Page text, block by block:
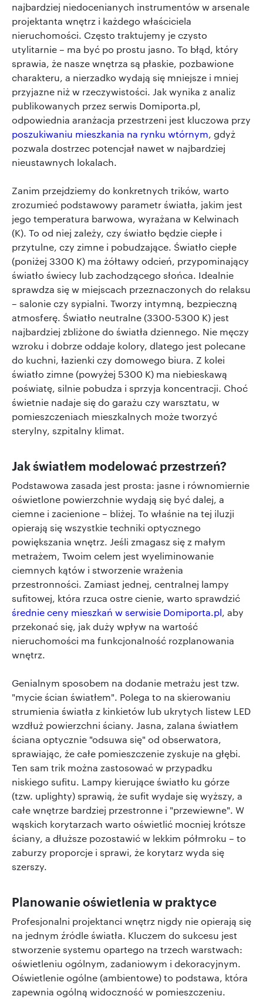
najbardziej niedocenianych instrumentów w arsenale
projektanta wnętrz i każdego właściciela
nieruchomości. Często traktujemy je czysto
utylitarnie – ma być po prostu jasno. To błąd, który
sprawia, że nasze wnętrza są płaskie, pozbawione
charakteru, a nierzadko wydają się mniejsze i mniej
przyjazne niż w rzeczywistości. Jak wynika z analiz
publikowanych przez serwis Domiporta.pl,
odpowiednia aranżacja przestrzeni jest kluczowa przy
poszukiwaniu mieszkania na rynku wtórnym, gdyż
pozwala dostrzec potencjał nawet w najbardziej
nieustawnych lokalach.
Zanim przejdziemy do konkretnych trików, warto
zrozumieć podstawowy parametr światła, jakim jest
jego temperatura barwowa, wyrażana w Kelwinach
(K). To od niej zależy, czy światło będzie ciepłe i
przytulne, czy zimne i pobudzające. Światło ciepłe
(poniżej 3300 K) ma żółtawy odcień, przypominający
światło świecy lub zachodzącego słońca. Idealnie
sprawdza się w miejscach przeznaczonych do relaksu
– salonie czy sypialni. Tworzy intymną, bezpieczną
atmosferę. Światło neutralne (3300-5300 K) jest
najbardziej zbliżone do światła dziennego. Nie męczy
wzroku i dobrze oddaje kolory, dlatego jest polecane
do kuchni, łazienki czy domowego biura. Z kolei
światło zimne (powyżej 5300 K) ma niebieskawą
poświatę, silnie pobudza i sprzyja koncentracji. Choć
świetnie nadaje się do garażu czy warsztatu, w
pomieszczeniach mieszkalnych może tworzyć
sterylny, szpitalny klimat.
Jak światłem modelować przestrzeń?
Podstawowa zasada jest prosta: jasne i równomiernie
oświetlone powierzchnie wydają się być dalej, a
ciemne i zacienione – bliżej. To właśnie na tej iluzji
opierają się wszystkie techniki optycznego
powiększania wnętrz. Jeśli zmagasz się z małym
metrażem, Twoim celem jest wyeliminowanie
ciemnych kątów i stworzenie wrażenia
przestronności. Zamiast jednej, centralnej lampy
sufitowej, która rzuca ostre cienie, warto sprawdzić
średnie ceny mieszkań w serwisie Domiporta.pl, aby
przekonać się, jak duży wpływ na wartość
nieruchomości ma funkcjonalność rozplanowania
wnętrz.
Genialnym sposobem na dodanie metrażu jest tzw.
"mycie ścian światłem". Polega to na skierowaniu
strumienia światła z kinkietów lub ukrytych listew LED
wzdłuż powierzchni ściany. Jasna, zalana światłem
ściana optycznie "odsuwa się" od obserwatora,
sprawiając, że całe pomieszczenie zyskuje na głębi.
Ten sam trik można zastosować w przypadku
niskiego sufitu. Lampy kierujące światło ku górze
(tzw. uplighty) sprawią, że sufit wydaje się wyższy, a
całe wnętrze bardziej przestronne i "przewiewne". W
wąskich korytarzach warto oświetlić mocniej krótsze
ściany, a dłuższe pozostawić w lekkim półmroku – to
zaburzy proporcje i sprawi, że korytarz wyda się
szerszy.
Planowanie oświetlenia w praktyce
Profesjonalni projektanci wnętrz nigdy nie opierają się
na jednym źródle światła. Kluczem do sukcesu jest
stworzenie systemu opartego na trzech warstwach:
oświetleniu ogólnym, zadaniowym i dekoracyjnym.
Oświetlenie ogólne (ambientowe) to podstawa, która
zapewnia ogólną widoczność w pomieszczeniu.